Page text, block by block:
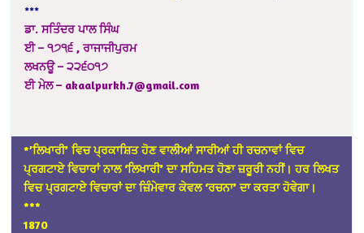
***
ਡਾ. ਸਤਿੰਦਰ ਪਾਲ ਸਿੰਘ
ਈ – ੧੭੧੬ , ਰਾਜਾਜੀਪੁਰਮ
ਲਖਨਊ – ੨੨੬੦੧੭
ਈ ਮੇਲ – akaalpurkh.7@gmail.com
*’ਲਿਖਾਰੀ’ ਵਿਚ ਪ੍ਰਕਾਸ਼ਿਤ ਹੋਣ ਵਾਲੀਆਂ ਸਾਰੀਆਂ ਹੀ ਰਚਨਾਵਾਂ ਵਿਚ
ਪ੍ਰਗਟਾਏ ਵਿਚਾਰਾਂ ਨਾਲ ‘ਲਿਖਾਰੀ’ ਦਾ ਸਹਿਮਤ ਹੋਣਾ ਜ਼ਰੂਰੀ ਨਹੀਂ। ਹਰ ਲਿਖਤ
ਵਿਚ ਪ੍ਰਗਟਾਏ ਵਿਚਾਰਾਂ ਦਾ ਜ਼ਿੰਮੇਵਾਰ ਕੇਵਲ ‘ਰਚਨਾ’ ਦਾ ਕਰਤਾ ਹੋਵੇਗਾ।
***
1870